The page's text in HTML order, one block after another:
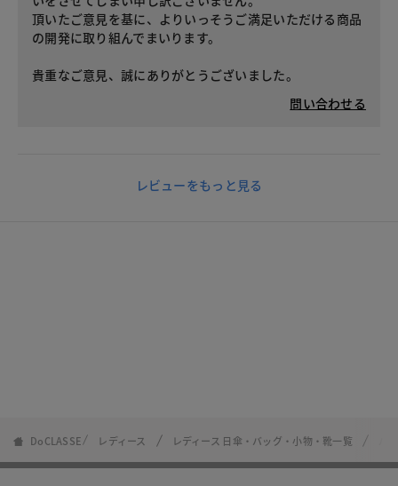
頂いたご意見を基に、よりいっそうご満足いただける商品
の開発に取り組んでまいります。
貴重なご意見、誠にありがとうございました。
問い合わせる
レビューをもっと見る
DoCLASSE レディース レディース 日傘・バッグ・小物・靴一覧